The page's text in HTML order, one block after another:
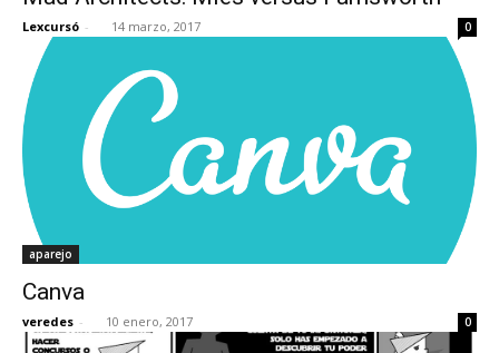
Lexcursó - 14 marzo, 2017 0
aparejo
Canva
veredes - 10 enero, 2017 0